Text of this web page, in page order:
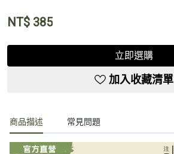
NT$ 385
立即選購
加入收藏清單
商品描述 常見問題